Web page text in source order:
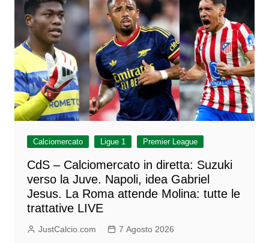
Calciomercato Ligue 1 Premier League
CdS – Calciomercato in diretta: Suzuki
verso la Juve. Napoli, idea Gabriel
Jesus. La Roma attende Molina: tutte le
trattative LIVE
JustCalcio.com 7 Agosto 2026